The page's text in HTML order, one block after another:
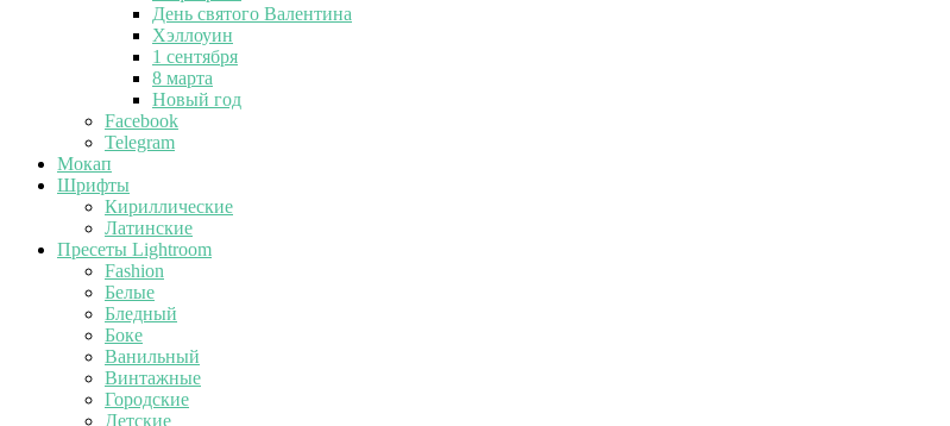
День святого Валентина
Хэллоуин
1 сентября
8 марта
Новый год
Facebook
Telegram
Мокап
Шрифты
Кириллические
Латинские
Пресеты Lightroom
Fashion
Белые
Бледный
Боке
Ванильный
Винтажные
Городские
Детские